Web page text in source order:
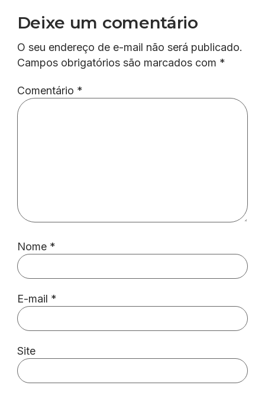
Deixe um comentário
O seu endereço de e-mail não será publicado.
Campos obrigatórios são marcados com *
Comentário *
Nome *
E-mail *
Site